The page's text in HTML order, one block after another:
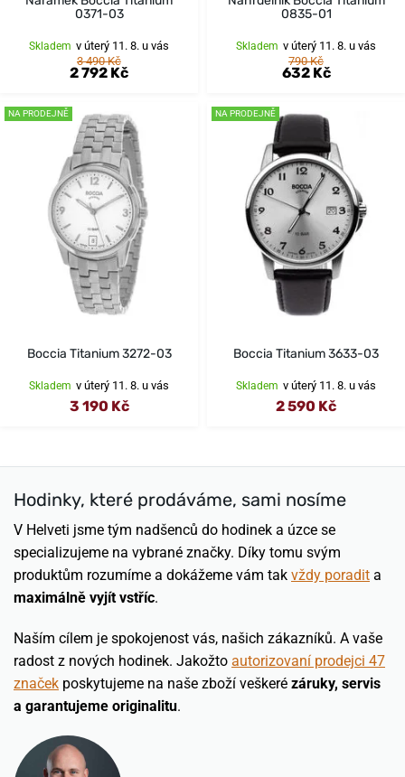
0371-03
Skladem v úterý 11. 8. u vás
3 490 Kč
2 792 Kč
0835-01
Skladem v úterý 11. 8. u vás
790 Kč
632 Kč
NA PRODEJNĚ
Boccia Titanium 3272-03
Skladem v úterý 11. 8. u vás
3 190 Kč
NA PRODEJNĚ
Boccia Titanium 3633-03
Skladem v úterý 11. 8. u vás
2 590 Kč
Hodinky, které prodáváme, sami nosíme
V Helveti jsme tým nadšenců do hodinek a úzce se
specializujeme na vybrané značky. Díky tomu svým
produktům rozumíme a dokážeme vám tak vždy poradit a
maximálně vyjít vstříc.
Naším cílem je spokojenost vás, našich zákazníků. A vaše
radost z nových hodinek. Jakožto autorizovaní prodejci 47
značek poskytujeme na naše zboží veškeré záruky, servis
a garantujeme originalitu.